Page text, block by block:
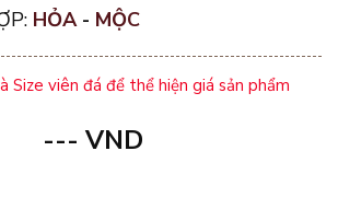
HỎA - MỘC
Size viên đá để thể hiện giá sản phẩm
--- VND